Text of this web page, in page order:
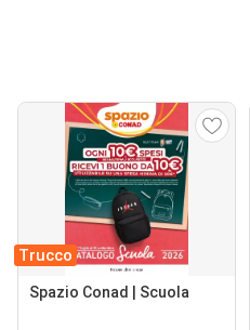
Trucco
Spazio Conad | Scuola